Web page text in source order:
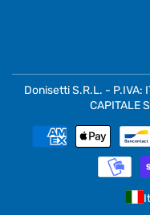
Donisetti S.R.L. - P.IVA:
CAPITALE
Metodi